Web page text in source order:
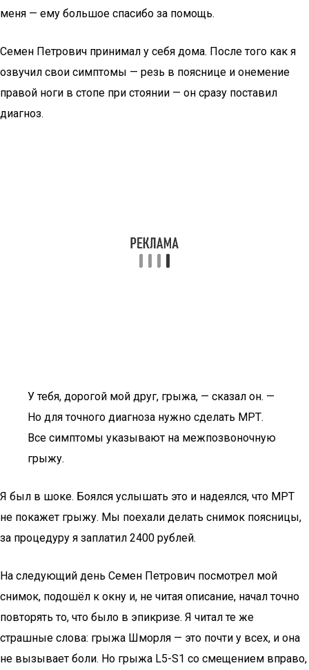
меня — ему большое спасибо за помощь.
Семен Петрович принимал у себя дома. После того как я
озвучил свои симптомы — резь в пояснице и онемение
правой ноги в стопе при стоянии — он сразу поставил
диагноз.
У тебя, дорогой мой друг, грыжа, — сказал он. —
Но для точного диагноза нужно сделать МРТ.
Все симптомы указывают на межпозвоночную
грыжу.
Я был в шоке. Боялся услышать это и надеялся, что МРТ
не покажет грыжу. Мы поехали делать снимок поясницы,
за процедуру я заплатил 2400 рублей.
На следующий день Семен Петрович посмотрел мой
снимок, подошёл к окну и, не читая описание, начал точно
повторять то, что было в эпикризе. Я читал те же
страшные слова: грыжа Шморля — это почти у всех, и она
не вызывает боли. Но грыжа L5-S1 со смещением вправо,